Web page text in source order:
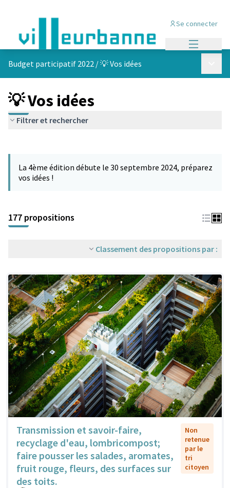
Se connecter
Budget participatif 2022 /💡 Vos idées
💡 Vos idées
Filtrer et rechercher
−
La 4ème édition débute le 30 septembre 2024, préparez
vos idées !
177 propositions
Classement des propositions par :
Transmission et savoir-faire,
recyclage d'eau, lombricompost;
faire pousser les salades, aromates,
fruit rouge, fleurs, des surfaces sur
des toits.
Non
retenue
par le
tri
citoyen